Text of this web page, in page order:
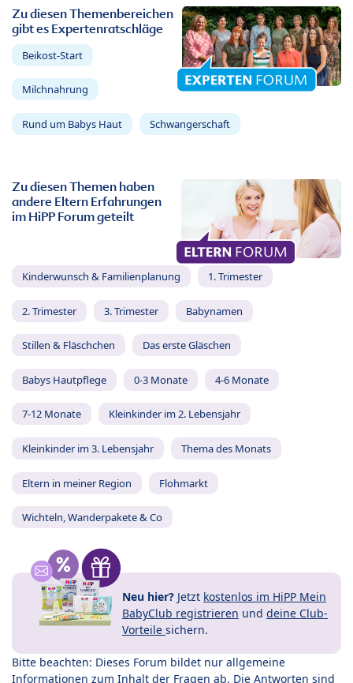
Zu diesen Themenbereichen
gibt es Expertenratschläge
Beikost-Start
Milchnahrung
Rund um Babys Haut Schwangerschaft
Zu diesen Themen haben
andere Eltern Erfahrungen
im HiPP Forum geteilt
Kinderwunsch & Familienplanung 1. Trimester
2. Trimester 3. Trimester Babynamen
Stillen & Fläschchen Das erste Gläschen
Babys Hautpflege 0-3 Monate 4-6 Monate
7-12 Monate Kleinkinder im 2. Lebensjahr
Kleinkinder im 3. Lebensjahr Thema des Monats
Eltern in meiner Region Flohmarkt
Wichteln, Wanderpakete & Co
Neu hier? Jetzt kostenlos im HiPP Mein
BabyClub registrieren und deine Club-
Vorteile sichern.
Bitte beachten: Dieses Forum bildet nur allgemeine
Informationen zum Inhalt der Fragen ab. Die Antworten sind